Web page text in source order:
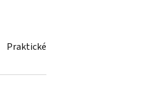
Praktické